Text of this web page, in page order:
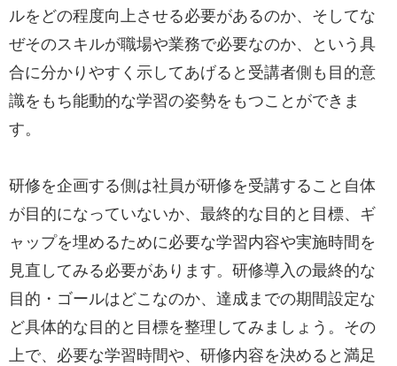
ルをどの程度向上させる必要があるのか、そしてな
ぜそのスキルが職場や業務で必要なのか、という具
合に分かりやすく示してあげると受講者側も目的意
識をもち能動的な学習の姿勢をもつことができま
す。
研修を企画する側は社員が研修を受講すること自体
が目的になっていないか、最終的な目的と目標、ギ
ャップを埋めるために必要な学習内容や実施時間を
見直してみる必要があります。研修導入の最終的な
目的・ゴールはどこなのか、達成までの期間設定な
ど具体的な目的と目標を整理してみましょう。その
上で、必要な学習時間や、研修内容を決めると満足